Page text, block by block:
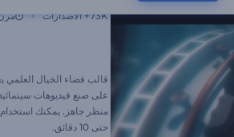
73K+ الاصدارات
قالب فضاء الخيال العلمي
منظر جاهز. يمكنك استخدام
حتى 10 دقائق.